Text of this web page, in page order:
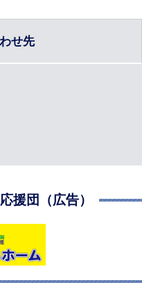
せ先
援団（広告）